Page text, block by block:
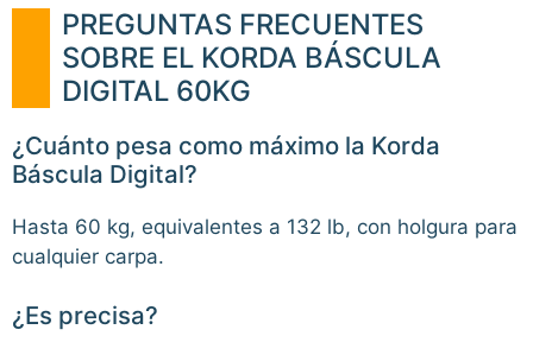
PREGUNTAS FRECUENTES
SOBRE EL KORDA BÁSCULA
DIGITAL 60KG
¿Cuánto pesa como máximo la Korda
Báscula Digital?
Hasta 60 kg, equivalentes a 132 lb, con holgura para
cualquier carpa.
¿Es precisa?